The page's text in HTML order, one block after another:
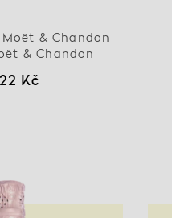
& Chandon
& Chandon
Kč